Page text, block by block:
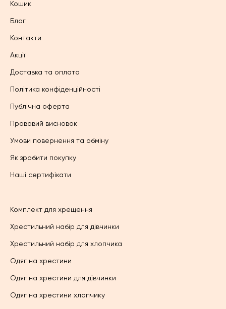
Кошик
Блог
Контакти
Акції
Доставка та оплата
Політика конфіденційності
Публічна оферта
Правовий висновок
Умови повернення та обміну
Як зробити покупку
Наші сертифікати
Комплект для хрещення
Хрестильний набір для дівчинки
Хрестильний набір для хлопчика
Одяг на хрестини
Одяг на хрестини для дівчинки
Одяг на хрестини хлопчику